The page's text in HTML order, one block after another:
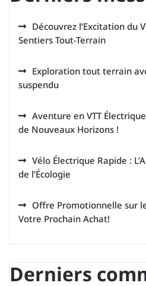
Découvrez l’Excitation du
Sentiers Tout-Terrain
Exploration tout terrain
suspendu
Aventure en VTT
de Nouveaux Horizons !
Vélo Électrique Rapide :
de l’Écologie
Offre Promotionnelle sur
Votre Prochain Achat!
Derniers